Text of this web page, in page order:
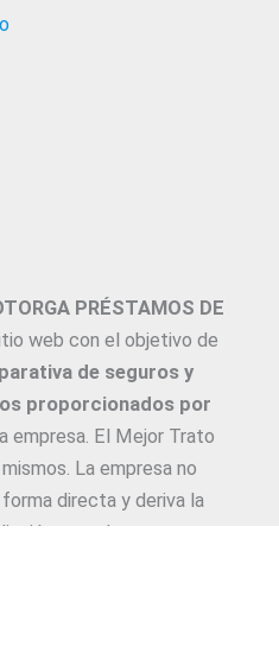
PRÉSTAMOS DE
web con el objetivo de
de seguros y
proporcionados por
empresa. El Mejor Trato
La empresa no
directa y deriva la
a productores y